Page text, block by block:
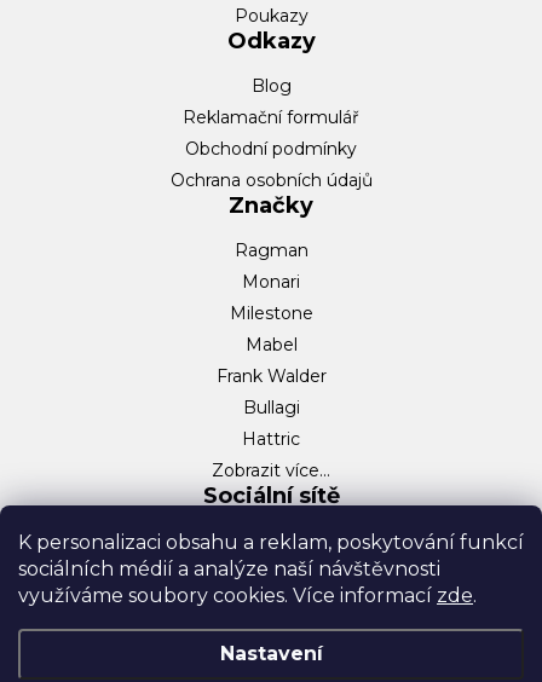
K personalizaci obsahu a reklam, poskytování funkcí
sociálních médií a analýze naší návštěvnosti
využíváme soubory cookies. Více informací zde.
Nastavení
Poukazy
Odkazy
Blog
Reklamační formulář
Obchodní podmínky
Ochrana osobních údajů
Značky
Ragman
Monari
Milestone
Mabel
Frank Walder
Bullagi
Hattric
Zobrazit více…
Sociální sítě
Facebook
Instagram
TikTok